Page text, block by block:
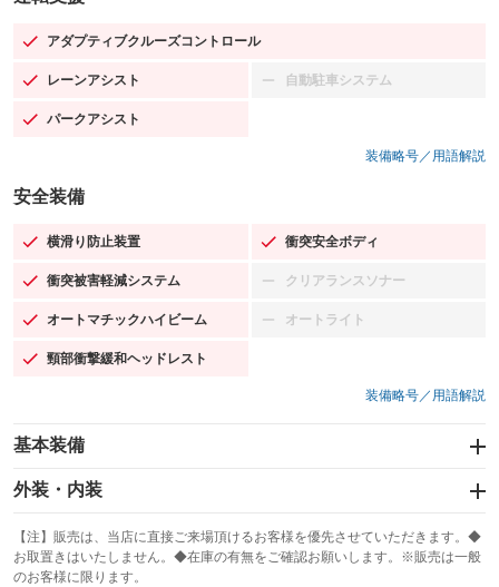
アダプティブクルーズコントロール
：装備あり
レーンアシスト
：装備あり 自動駐車システム
：装備なし
パークアシスト
：装備あり
装備略号／用語解説
安全装備
横滑り防止装置
：装備あり 衝突安全ボディ
：装備あり
衝突被害軽減システム
：装備あり クリアランスソナー
：装備なし
オートマチックハイビーム
：装備あり オートライト
：装備なし
頸部衝撃緩和ヘッドレスト
：装備あり
装備略号／用語解説
基本装備
エアバッグ：運転席/助手席/サイド
：装備あり
：装備なし
サンルーフ
：装備あり ABS
外装・内装
カーナビ：メモリーナビ他
：装備あり
TV
：装備なし
【注】販売は、当店に直接ご来場頂けるお客様を優先させていただきます。◆
お取置きはいたしません。◆在庫の有無をご確認お願いします。※販売は一般
のお客様に限ります。